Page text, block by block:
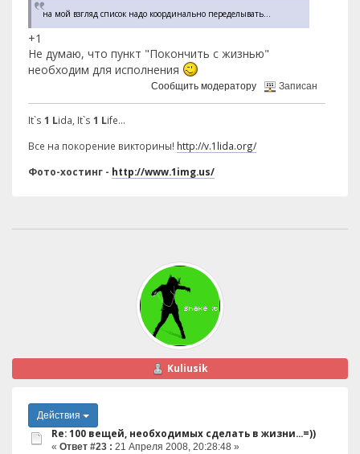
на мой взгляд список надо координально переделывать...
+1
Не думаю, что пункт "Покончить с жизнью"
необходим для исполнения
Сообщить модератору Записан
It`s 1 Lida, It`s 1 Life...
Все на покорение викторины! http://v.1lida.org/
Фото-хостинг - http://www.1img.us/
Kuliusik
Действия
Re: 100 вещей, необходимых сделать в жизни...=))
« Ответ #23 : 21 Апреля 2008, 20:28:48 »